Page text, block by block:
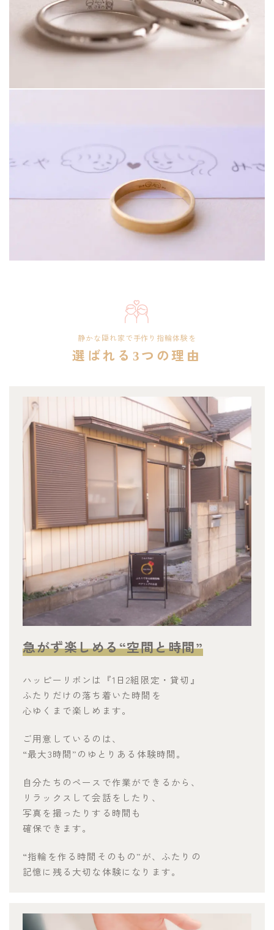
静かな隠れ家で手作り指輪体験を
選ばれる3つの理由
急がず楽しめる“空間と時間”
ハッピーリボンは『1日2組限定・貸切』
ふたりだけの落ち着いた時間を
心ゆくまで楽しめます。
ご用意しているのは、
“最大3時間”のゆとりある体験時間。
自分たちのペースで作業ができるから、
リラックスして会話をしたり、
写真を撮ったりする時間も
確保できます。
“指輪を作る時間そのもの”が、ふたりの
記憶に残る大切な体験になります。